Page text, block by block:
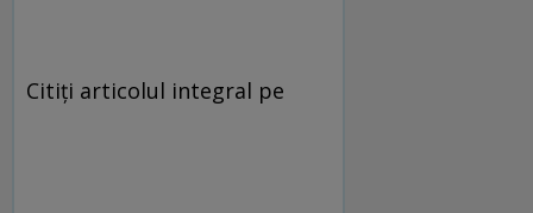
Citiți articolul integral pe